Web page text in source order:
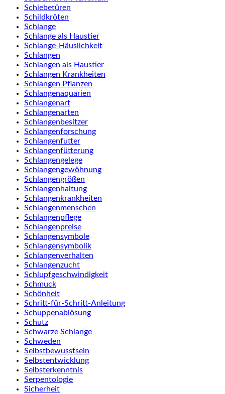
Schiebetüren
Schildkröten
Schlange
Schlange als Haustier
Schlange-Häuslichkeit
Schlangen
Schlangen als Haustier
Schlangen Krankheiten
Schlangen Pflanzen
Schlangenaquarien
Schlangenart
Schlangenarten
Schlangenbesitzer
Schlangenforschung
Schlangenfutter
Schlangenfütterung
Schlangengelege
Schlangengewöhnung
Schlangengrößen
Schlangenhaltung
Schlangenkrankheiten
Schlangenmenschen
Schlangenpflege
Schlangenpreise
Schlangensymbole
Schlangensymbolik
Schlangenverhalten
Schlangenzucht
Schlupfgeschwindigkeit
Schmuck
Schönheit
Schritt-für-Schritt-Anleitung
Schuppenablösung
Schutz
Schwarze Schlange
Schweden
Selbstbewusstsein
Selbstentwicklung
Selbsterkenntnis
Serpentologie
Sicherheit